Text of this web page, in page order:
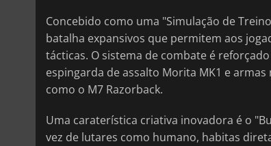
Concebido como uma "Simulação de
batalha expansivos que permitem aos
tácticas. O sistema de combate é
espingarda de assalto Morita MK1 e
como o M7 Razorback.
Uma caraterística criativa inovadora é o
vez de lutares como humano, habitas